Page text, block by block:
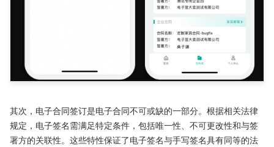
其次，电子合同签订是电子合同不可或缺的一部分。根据相关法律
规定，电子签名需满足特定条件，包括唯一性、不可更改性和与签
署方的关联性。这些特性保证了电子签名与手写签名具有同等的法